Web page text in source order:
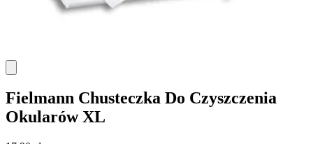
Fielmann Chusteczka Do Czyszczenia
Okularów XL